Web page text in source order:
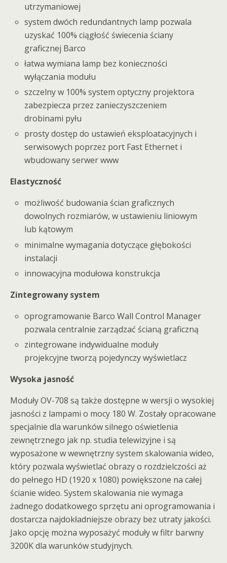
utrzymaniowej
system dwóch redundantnych lamp pozwala
uzyskać 100% ciągłość świecenia ściany
graficznej Barco
łatwa wymiana lamp bez konieczności
wyłączania modułu
szczelny w 100% system optyczny projektora
zabezpiecza przez zanieczyszczeniem
drobinami pyłu
prosty dostęp do ustawień eksploatacyjnych i
serwisowych poprzez port Fast Ethernet i
wbudowany serwer www
Elastyczność
możliwość budowania ścian graficznych
dowolnych rozmiarów, w ustawieniu liniowym
lub kątowym
minimalne wymagania dotyczące głębokości
instalacji
innowacyjna modułowa konstrukcja
Zintegrowany system
oprogramowanie Barco Wall Control Manager
pozwala centralnie zarządzać ścianą graficzną
zintegrowane indywidualne moduły
projekcyjne tworzą pojedynczy wyświetlacz
Wysoka jasność
Moduły OV-708 są także dostępne w wersji o wysokiej
jasności z lampami o mocy 180 W. Zostały opracowane
specjalnie dla warunków silnego oświetlenia
zewnętrznego jak np. studia telewizyjne i są
wyposażone w wewnętrzny system skalowania wideo,
który pozwala wyświetlać obrazy o rozdzielczości aż
do pełnego HD (1920 x 1080) powiększone na całej
ścianie wideo. System skalowania nie wymaga
żadnego dodatkowego sprzętu ani oprogramowania i
dostarcza najdokładniejsze obrazy bez utraty jakości.
Jako opcję można wyposażyć moduły w filtr barwny
3200K dla warunków studyjnych.